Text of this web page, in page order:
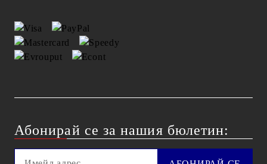
Абонирай се за нашия бюлетин: